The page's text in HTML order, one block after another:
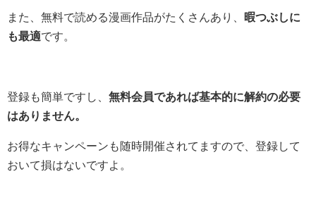
また、無料で読める漫画作品がたくさんあり、
暇つぶしに
も最適です。
登録も簡単ですし、 無料会員であれば基本的に解約の必要
はありません。
お得なキャンペーンも随時開催されてますので、登録して
おいて損はないですよ。